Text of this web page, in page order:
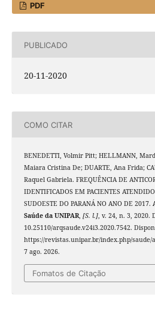
PDF
PUBLICADO
20-11-2020
COMO CITAR
BENEDETTI, Volmir Pitt; HELLMANN,
Maiara Cristina De; DUARTE, Ana Frida;
Raquel Gabriela. FREQUÊNCIA DE
IDENTIFICADOS EM PACIENTES
SUDOESTE DO PARANÁ NO ANO DE 2017.
Saúde da UNIPAR, [S. l.], v. 24, n. 3, 2020.
10.25110/arqsaude.v24i3.2020.7542.
https://revistas.unipar.br/index.php/saude/
7 ago. 2026.
Fomatos de Citação